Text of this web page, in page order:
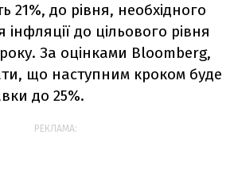
21%, до рівня, необхідного
до цільового рівня
За оцінками Bloomberg,
що наступним кроком буде
до 25%.
РЕКЛАМА: